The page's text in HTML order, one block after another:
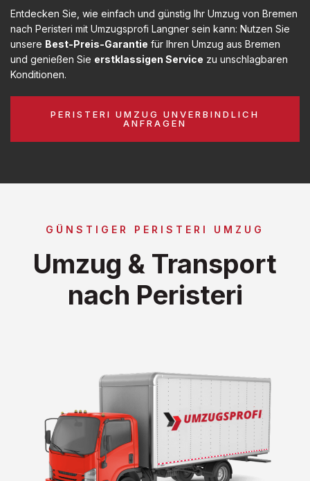
Entdecken Sie, wie einfach und günstig Ihr Umzug von Bremen
nach Peristeri mit Umzugsprofi Langner sein kann: Nutzen Sie
unsere Best-Preis-Garantie für Ihren Umzug aus Bremen
und genießen Sie erstklassigen Service zu unschlagbaren
Konditionen.
PERISTERI UMZUG UNVERBINDLICH
ANFRAGEN
GÜNSTIGER PERISTERI UMZUG
Umzug & Transport
nach Peristeri